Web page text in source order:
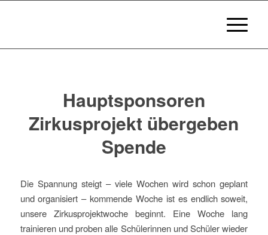
Hauptsponsoren
Zirkusprojekt übergeben
Spende
Die Spannung steigt – viele Wochen wird schon geplant
und organisiert – kommende Woche ist es endlich soweit,
unsere Zirkusprojektwoche beginnt. Eine Woche lang
trainieren und proben alle Schülerinnen und Schüler wieder